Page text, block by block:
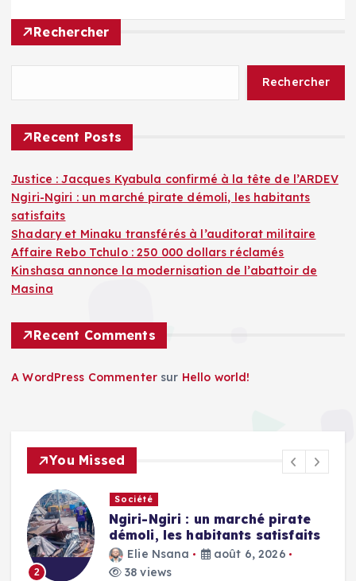
Rechercher
Rechercher
Recent Posts
Justice : Jacques Kyabula confirmé à la tête de l’ARDEV
Ngiri-Ngiri : un marché pirate démoli, les habitants
satisfaits
Shadary et Minaku transférés à l’auditorat militaire
Affaire Rebo Tchulo : 250 000 dollars réclamés
Kinshasa annonce la modernisation de l’abattoir de
Masina
Recent Comments
A WordPress Commenter sur Hello world!
You Missed
2
Société
Ngiri-Ngiri : un marché pirate
démoli, les habitants satisfaits
Elie Nsana
août 6, 2026
38 views